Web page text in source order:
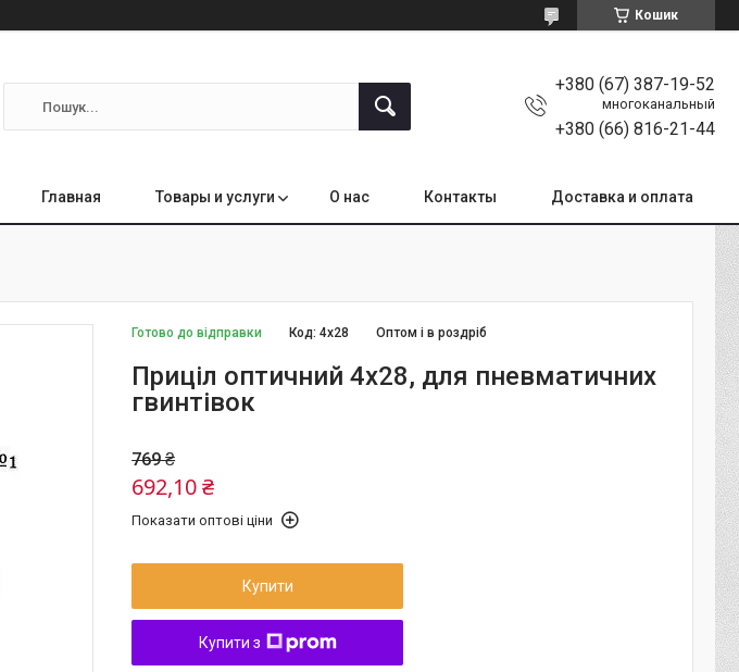
Кошик
+380 (67) 387-19-52
многоканальный
+380 (66) 816-21-44
Главная Товары и услуги О нас Контакты Доставка и оплата
Готово до відправки Оптом і в роздріб
Код:4x28
Приціл оптичний 4x28, для пневматичних
гвинтівок
769 ₴
692,10 ₴
Показати оптові ціни
Купити
Купити з